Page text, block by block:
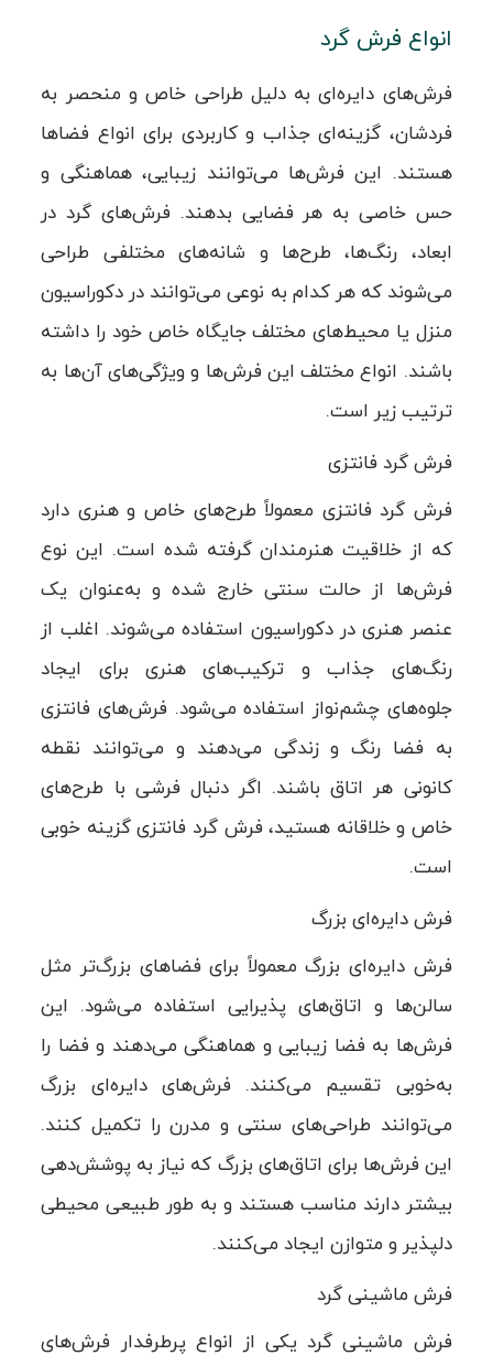
انواع فرش گرد
فرش‌های دایره‌ای به دلیل طراحی خاص و منحصر به
فردشان، گزینه‌ای جذاب و کاربردی برای انواع فضاها
هستند. این فرش‌ها می‌توانند زیبایی، هماهنگی و
حس خاصی به هر فضایی بدهند. فرش‌های گرد در
ابعاد، رنگ‌ها، طرح‌ها و شانه‌های مختلفی طراحی
می‌شوند که هر کدام به نوعی می‌توانند در دکوراسیون
منزل یا محیط‌های مختلف جایگاه خاص خود را داشته
باشند. انواع مختلف این فرش‌ها و ویژگی‌های آن‌ها به
ترتیب زیر است.
فرش گرد فانتزی
فرش گرد فانتزی معمولاً طرح‌های خاص و هنری دارد
که از خلاقیت هنرمندان گرفته شده است. این نوع
فرش‌ها از حالت سنتی خارج شده و به‌عنوان یک
عنصر هنری در دکوراسیون استفاده می‌شوند. اغلب از
رنگ‌های جذاب و ترکیب‌های هنری برای ایجاد
جلوه‌های چشم‌نواز استفاده می‌شود. فرش‌های فانتزی
به فضا رنگ و زندگی می‌دهند و می‌توانند نقطه
کانونی هر اتاق باشند. اگر دنبال فرشی با طرح‌های
خاص و خلاقانه هستید، فرش گرد فانتزی گزینه خوبی
است.
فرش دایره‌ای بزرگ
فرش دایره‌ای بزرگ معمولاً برای فضاهای بزرگ‌تر مثل
سالن‌ها و اتاق‌های پذیرایی استفاده می‌شود. این
فرش‌ها به فضا زیبایی و هماهنگی می‌دهند و فضا را
به‌خوبی تقسیم می‌کنند. فرش‌های دایره‌ای بزرگ
می‌توانند طراحی‌های سنتی و مدرن را تکمیل کنند.
این فرش‌ها برای اتاق‌های بزرگ که نیاز به پوشش‌دهی
بیشتر دارند مناسب هستند و به طور طبیعی محیطی
دلپذیر و متوازن ایجاد می‌کنند.
فرش ماشینی گرد
فرش ماشینی گرد یکی از انواع پرطرفدار فرش‌های